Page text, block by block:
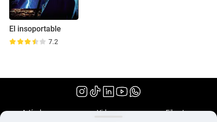
El insoportable
7.2
(1996)
Artículos Videos Filmoteca